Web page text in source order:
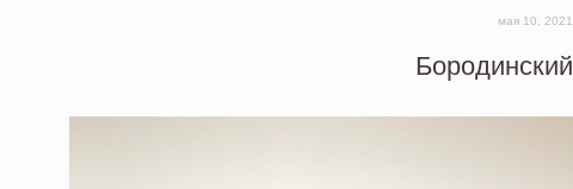
мая 10, 2021
Бородинский